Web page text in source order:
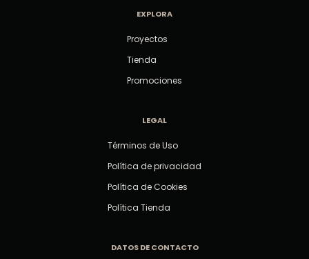
EXPLORA
Proyectos
Tienda
Promociones
LEGAL
Términos de Uso
Política de privacidad
Política de Cookies
Política Tienda
DATOS DE CONTACTO